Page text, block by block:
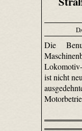
Die
ist nicht